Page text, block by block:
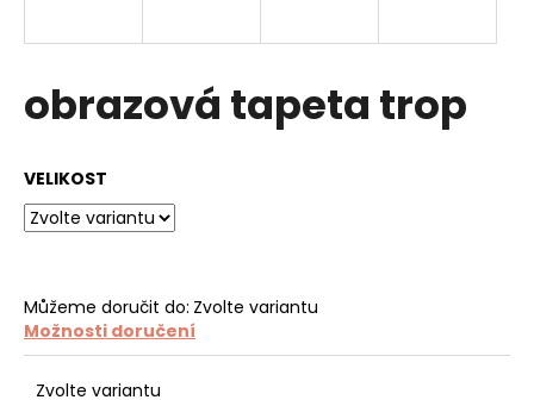
obrazová tapeta trop
VELIKOST
Můžeme doručit do: Zvolte variantu
Možnosti doručení
Zvolte variantu
í
t
D